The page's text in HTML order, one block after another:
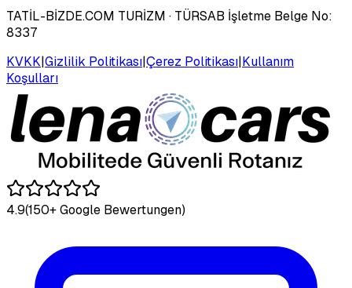
TATİL-BİZDE.COM TURİZM · TÜRSAB İşletme Belge No:
8337
KVKK|Gizlilik Politikası|Çerez Politikası|Kullanım
Koşulları
4.9(150+ Google Bewertungen)